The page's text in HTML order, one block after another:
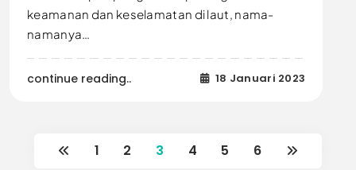
keamanan dan keselamatan di laut, nama-
namanya…
continue reading.. 18 Januari 2023
1 2 3 4 5 6